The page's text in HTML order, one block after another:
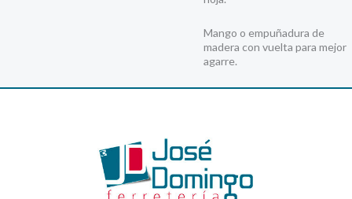
Mango o empuñadura de
madera con vuelta para mejor
agarre.